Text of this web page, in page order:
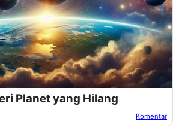
13, 2024
Planet yang Hilang